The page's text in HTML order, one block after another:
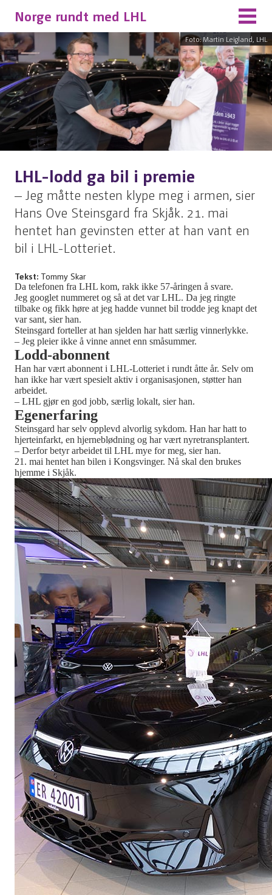
Norge rundt med LHL
Foto: Martin Leigland, LHL
LHL-lodd ga bil i premie
– Jeg måtte nesten klype meg i armen, sier
Hans Ove Steinsgard fra Skjåk. 21. mai
hentet han gevinsten etter at han vant en
bil i LHL-Lotteriet.
Tekst: Tommy Skar
Da telefonen fra LHL kom, rakk ikke 57-åringen å svare.
Jeg googlet nummeret og så at det var LHL. Da jeg ringte
tilbake og fikk høre at jeg hadde vunnet bil trodde jeg knapt det
var sant, sier han.
Steinsgard forteller at han sjelden har hatt særlig vinnerlykke.
– Jeg pleier ikke å vinne annet enn småsummer.
Lodd-abonnent
Han har vært abonnent i LHL-Lotteriet i rundt åtte år. Selv om
han ikke har vært spesielt aktiv i organisasjonen, støtter han
arbeidet.
– LHL gjør en god jobb, særlig lokalt, sier han.
Egenerfaring
Steinsgard har selv opplevd alvorlig sykdom. Han har hatt to
hjerteinfarkt, en hjerneblødning og har vært nyretransplantert.
– Derfor betyr arbeidet til LHL mye for meg, sier han.
21. mai hentet han bilen i Kongsvinger. Nå skal den brukes
hjemme i Skjåk.